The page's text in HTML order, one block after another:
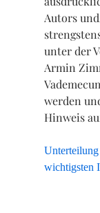
Autors
unter der
Armin
werden
Hinweis
wichtigsten